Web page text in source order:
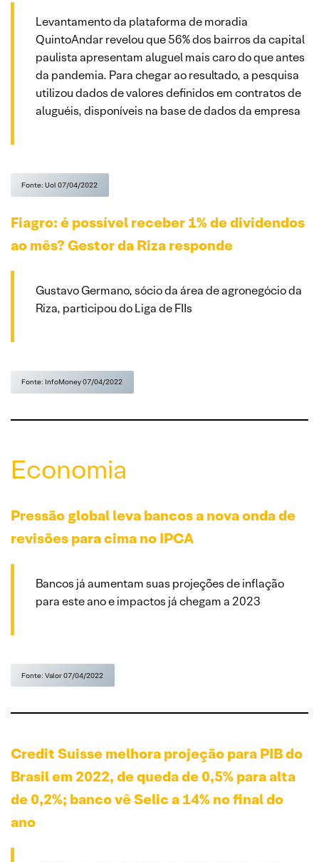
Levantamento da plataforma de moradia
QuintoAndar revelou que 56% dos bairros da capital
paulista apresentam aluguel mais caro do que antes
da pandemia. Para chegar ao resultado, a pesquisa
utilizou dados de valores definidos em contratos de
aluguéis, disponíveis na base de dados da empresa
Fonte: Uol 07/04/2022
Fiagro: é possível receber 1% de dividendos
ao mês? Gestor da Riza responde
Gustavo Germano, sócio da área de agronegócio da
Riza, participou do Liga de FIIs
Fonte: InfoMoney 07/04/2022
Economia
Pressão global leva bancos a nova onda de
revisões para cima no IPCA
Bancos já aumentam suas projeções de inflação
para este ano e impactos já chegam a 2023
Fonte: Valor 07/04/2022
Credit Suisse melhora projeção para PIB do
Brasil em 2022, de queda de 0,5% para alta
de 0,2%; banco vê Selic a 14% no final do
ano